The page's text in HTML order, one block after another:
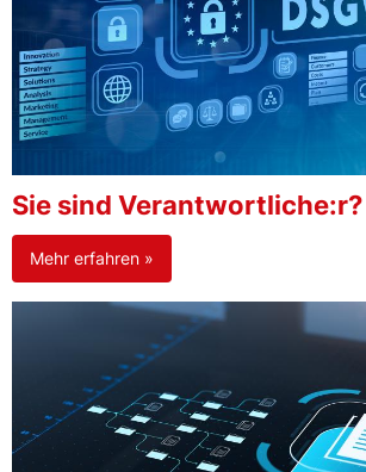
Sie sind Verantwortliche:r?
Mehr erfahren »